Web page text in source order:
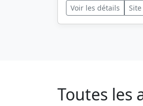
Voir les détails
Toutes les